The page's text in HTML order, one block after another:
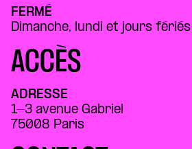
FERMÉ
Dimanche, lundi et jours fériés
ACCÈS
ADRESSE
1-3 avenue Gabriel
75008 Paris